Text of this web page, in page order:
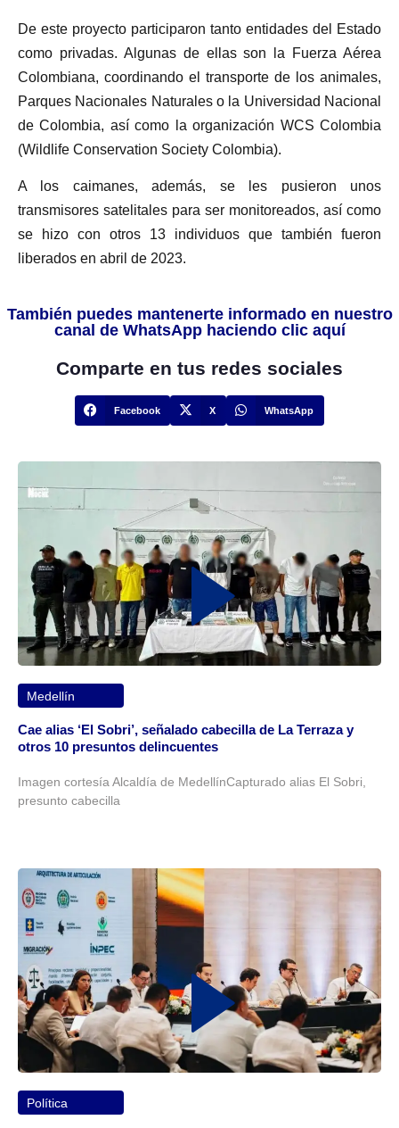
De este proyecto participaron tanto entidades del Estado
como privadas. Algunas de ellas son la Fuerza Aérea
Colombiana, coordinando el transporte de los animales,
Parques Nacionales Naturales o la Universidad Nacional
de Colombia, así como la organización WCS Colombia
(Wildlife Conservation Society Colombia).
A los caimanes, además, se les pusieron unos
transmisores satelitales para ser monitoreados, así como
se hizo con otros 13 individuos que también fueron
liberados en abril de 2023.
También puedes mantenerte informado en nuestro
canal de WhatsApp haciendo clic aquí
Comparte en tus redes sociales
Facebook X WhatsApp
Medellín
Cae alias ‘El Sobri’, señalado cabecilla de La Terraza y
otros 10 presuntos delincuentes
Imagen cortesía Alcaldía de MedellínCapturado alias El Sobri,
presunto cabecilla
Política